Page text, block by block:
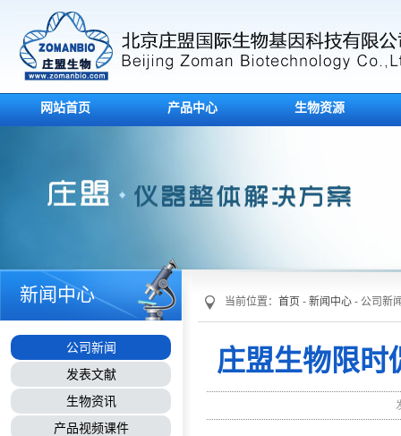
网站首页 产品中心 生物资源
新闻中心
公司新闻
发表文献
生物资讯
产品视频课件
当前位置： 首页 - 新闻中心 - 公司新
庄盟生物限时